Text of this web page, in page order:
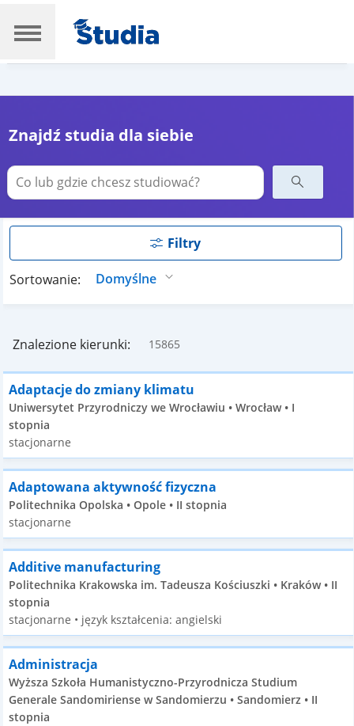
Znajdź studia dla siebie
Filtry
Sortowanie:
Znalezione kierunki: 15865
Adaptacje do zmiany klimatu
Uniwersytet Przyrodniczy we Wrocławiu • Wrocław • I
stopnia
stacjonarne
Adaptowana aktywność fizyczna
Politechnika Opolska • Opole • II stopnia
stacjonarne
Additive manufacturing
Politechnika Krakowska im. Tadeusza Kościuszki • Kraków • II
stopnia
stacjonarne • język kształcenia: angielski
Administracja
Wyższa Szkoła Humanistyczno-Przyrodnicza Studium
Generale Sandomiriense w Sandomierzu • Sandomierz • II
stopnia